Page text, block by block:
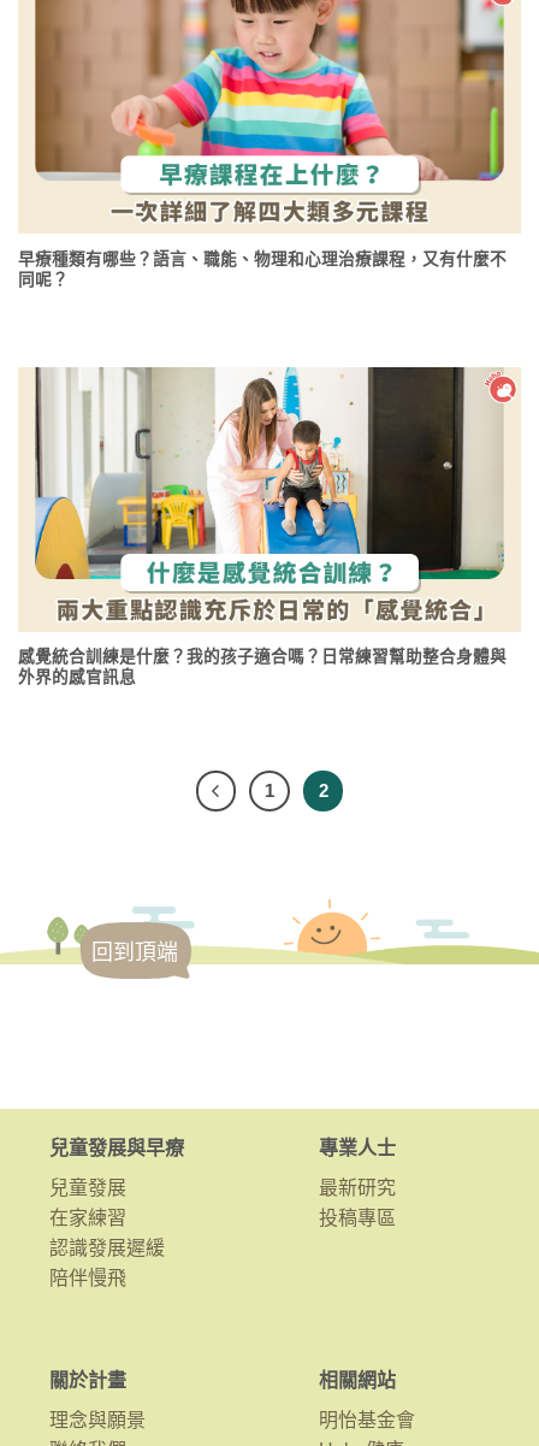
早療種類有哪些？語言、職能、物理和心理治療課程，又有什麼不
同呢？
感覺統合訓練是什麼？我的孩子適合嗎？日常練習幫助整合身體與
外界的感官訊息
1 2
回到頂端
兒童發展與早療
兒童發展
在家練習
認識發展遲緩
陪伴慢飛
專業人士
最新研究
投稿專區
關於計畫
理念與願景
相關網站
明怡基金會